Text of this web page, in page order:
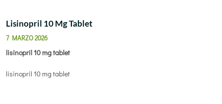
Lisinopril 10 Mg Tablet
7 MARZO 2026
lisinopril 10 mg tablet
lisinopril 10 mg tablet